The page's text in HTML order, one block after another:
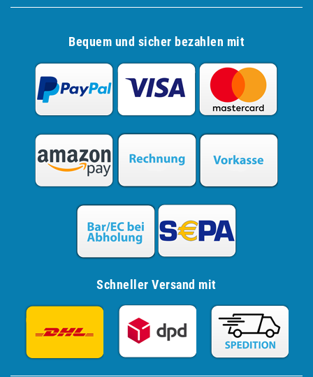
Bequem und sicher bezahlen mit
Schneller Versand mit